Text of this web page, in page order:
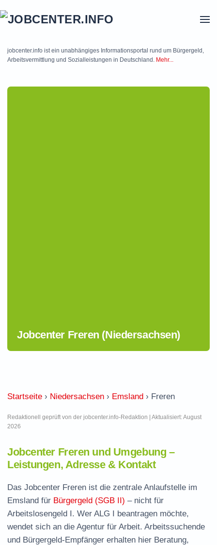
jobcenter.info ist ein unabhängiges Informationsportal rund um Bürgergeld,
Arbeitsvermittlung und Sozialleistungen in Deutschland. Mehr...
Jobcenter Freren (Niedersachsen)
Startseite › Niedersachsen › Emsland › Freren
Redaktionell geprüft von der jobcenter.info-Redaktion | Aktualisiert: August
2026
Jobcenter Freren und Umgebung –
Leistungen, Adresse & Kontakt
Das Jobcenter Freren ist die zentrale Anlaufstelle im
Emsland für Bürgergeld (SGB II) – nicht für
Arbeitslosengeld I. Wer ALG I beantragen möchte,
wendet sich an die Agentur für Arbeit. Arbeitssuchende
und Bürgergeld-Empfänger erhalten hier Beratung,